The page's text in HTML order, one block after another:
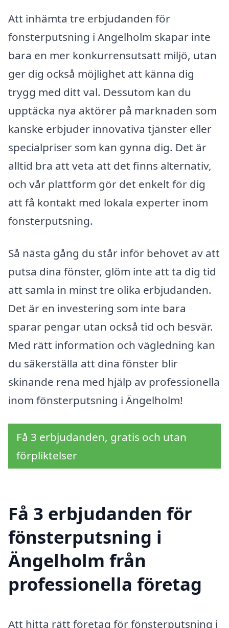
Att inhämta tre erbjudanden för
fönsterputsning i Ängelholm skapar inte
bara en mer konkurrensutsatt miljö, utan
ger dig också möjlighet att känna dig
trygg med ditt val. Dessutom kan du
upptäcka nya aktörer på marknaden som
kanske erbjuder innovativa tjänster eller
specialpriser som kan gynna dig. Det är
alltid bra att veta att det finns alternativ,
och vår plattform gör det enkelt för dig
att få kontakt med lokala experter inom
fönsterputsning.
Så nästa gång du står inför behovet av att
putsa dina fönster, glöm inte att ta dig tid
att samla in minst tre olika erbjudanden.
Det är en investering som inte bara
sparar pengar utan också tid och besvär.
Med rätt information och vägledning kan
du säkerställa att dina fönster blir
skinande rena med hjälp av professionella
inom fönsterputsning i Ängelholm!
Få 3 erbjudanden, gratis och utan
förpliktelser
Få 3 erbjudanden för
fönsterputsning i
Ängelholm från
professionella företag
Att hitta rätt företag för fönsterputsning i